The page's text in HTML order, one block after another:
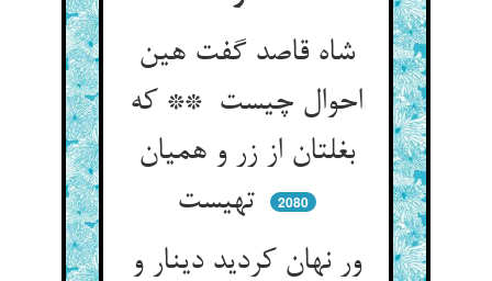
شاه قاصد گفت هین
احوال چیست ** که
بغلتان از زر و همیان
تهیست
2080
ور نهان کردید دینار و